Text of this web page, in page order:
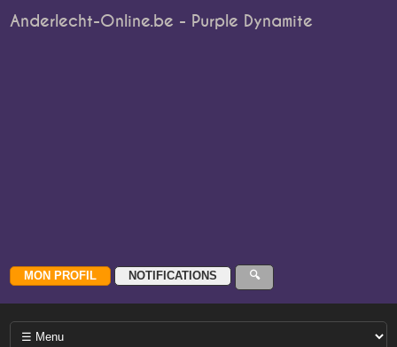
Anderlecht-Online.be - Purple Dynamite